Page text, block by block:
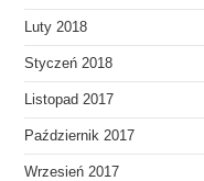
Luty 2018
Styczeń 2018
Listopad 2017
Październik 2017
Wrzesień 2017